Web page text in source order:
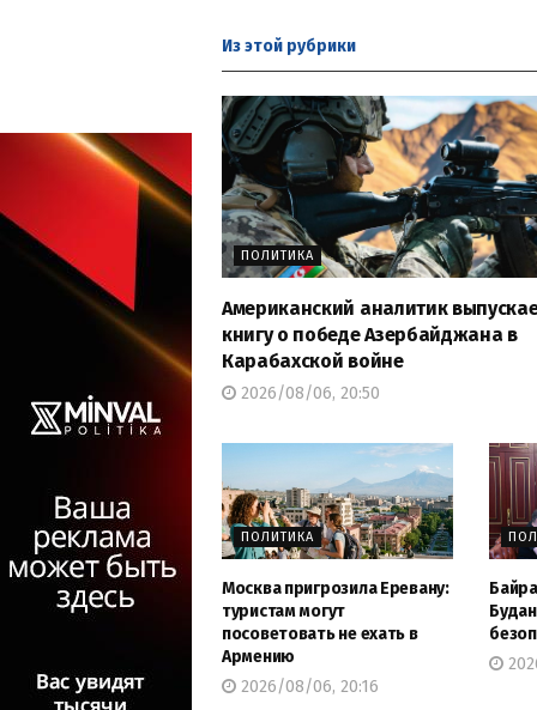
Из этой рубрики
ПОЛИТИКА
Американский аналитик
книгу о победе Азербайджана в
Карабахской войне
2026/08/06, 20:50
ПОЛИТИКА
Москва пригрозила Еревану:
туристам могут
посоветовать не ехать в
Армению
2026/08/06, 20:16